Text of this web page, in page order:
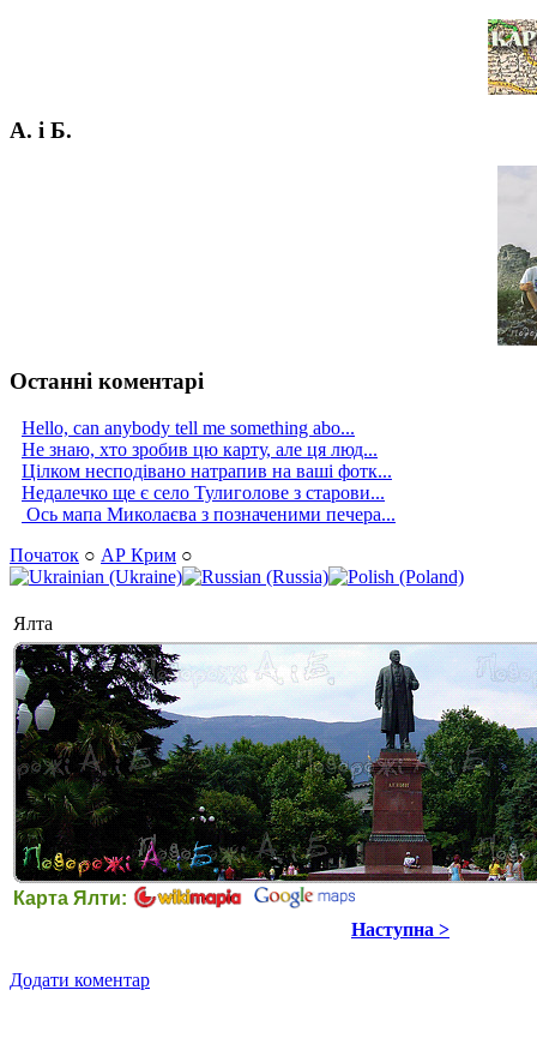
А. і Б.
Останні коментарі
Hello, can anybody tell me something abo...
Не знаю, хто зробив цю карту, але ця люд...
Цілком несподівано натрапив на ваші фотк...
Недалечко ще є село Тулиголове з старови...
Ось мапа Миколаєва з позначеними печера...
Початок ○ АР Крим ○
Ялта
Карта Ялти:
Наступна >
Додати коментар